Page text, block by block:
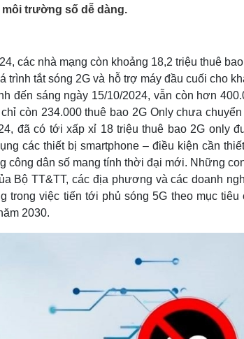
bóng đá
Xe máy
Điện ảnh
Giải trí
Nghệ sĩ
Thời trang
Sao Việt
Du
Tư
trường số dễ dàng.
các nhà mạng còn khoảng 18,2 triệu thuê
trình tắt sóng 2G và hỗ trợ máy đầu cuối cho
đến sáng ngày 15/10/2024, vẫn còn hơn
còn 234.000 thuê bao 2G Only chưa chuyển
đã có tới xấp xỉ 18 triệu thuê bao 2G only
các thiết bị smartphone – điều kiện cần
công dân số mang tính thời đại mới. Những
Bộ TT&TT, các địa phương và các doanh
trong việc tiến tới phủ sóng 5G theo mục tiêu
2030.